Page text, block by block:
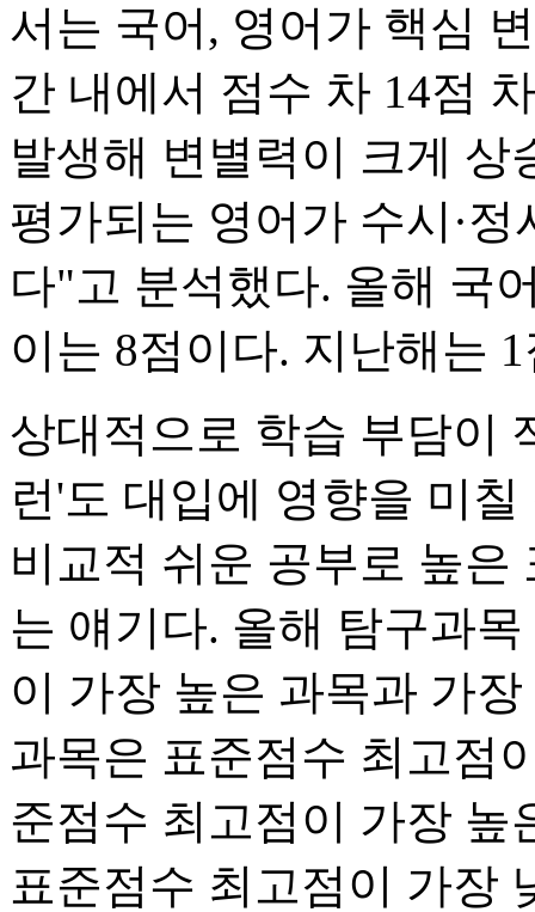
서는 국어, 영어가 핵심
간 내에서 점수 차 14점
발생해 변별력이 크게
평가되는 영어가 수시·
다"고 분석했다. 올해 국
이는 8점이다. 지난해는
상대적으로 학습 부담이
런'도 대입에 영향을 미
비교적 쉬운 공부로 높은
는 얘기다. 올해 탐구과
이 가장 높은 과목과 가
과목은 표준점수 최고점
준점수 최고점이 가장 높
표준점수 최고점이 가장